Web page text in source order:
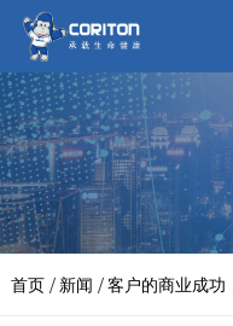
首页/ 新闻 /客户的商业成功